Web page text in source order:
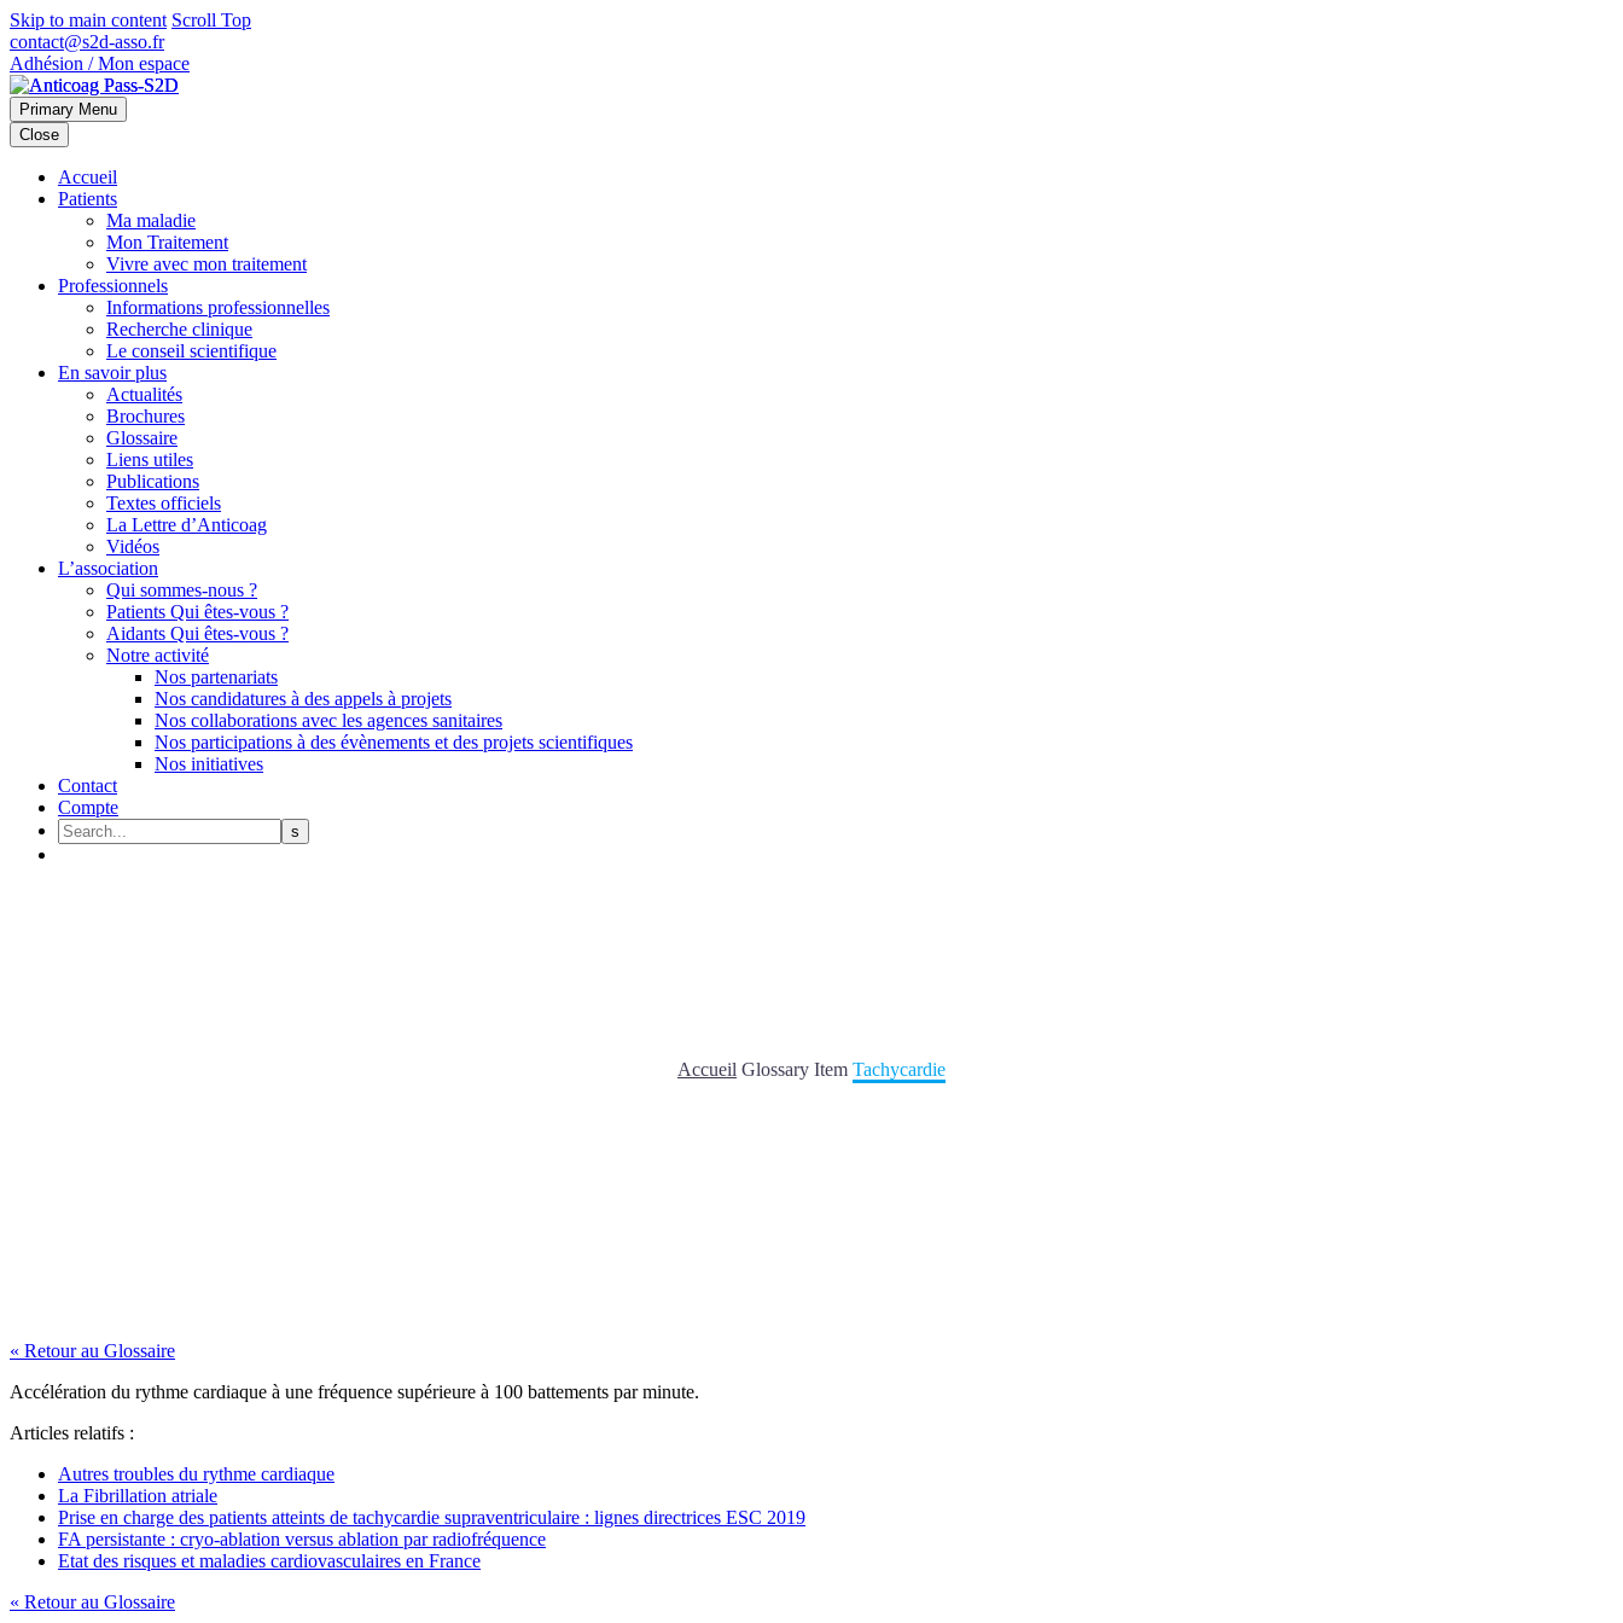
Skip to main content Scroll Top
contact@s2d-asso.fr
Adhésion / Mon espace
Primary Menu
Close
Accueil
Patients
Ma maladie
Mon Traitement
Vivre avec mon traitement
Professionnels
Informations professionnelles
Recherche clinique
Le conseil scientifique
En savoir plus
Actualités
Brochures
Glossaire
Liens utiles
Publications
Textes officiels
La Lettre d’Anticoag
Vidéos
L’association
Qui sommes-nous ?
Patients Qui êtes-vous ?
Aidants Qui êtes-vous ?
Notre activité
Nos partenariats
Nos candidatures à des appels à projets
Nos collaborations avec les agences sanitaires
Nos participations à des évènements et des projets scientifiques
Nos initiatives
Contact
Compte
Accueil Glossary Item Tachycardie
« Retour au Glossaire
Accélération du rythme cardiaque à une fréquence supérieure à 100 battements par minute.
Articles relatifs :
Autres troubles du rythme cardiaque
La Fibrillation atriale
Prise en charge des patients atteints de tachycardie supraventriculaire : lignes directrices ESC 2019
FA persistante : cryo-ablation versus ablation par radiofréquence
Etat des risques et maladies cardiovasculaires en France
« Retour au Glossaire